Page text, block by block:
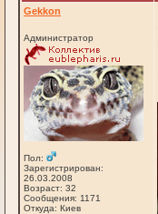
Gekkon
Администратор
Пол:
Зарегистрирован:
26.03.2008
Возраст: 32
Сообщения: 1171
Откуда: Киев